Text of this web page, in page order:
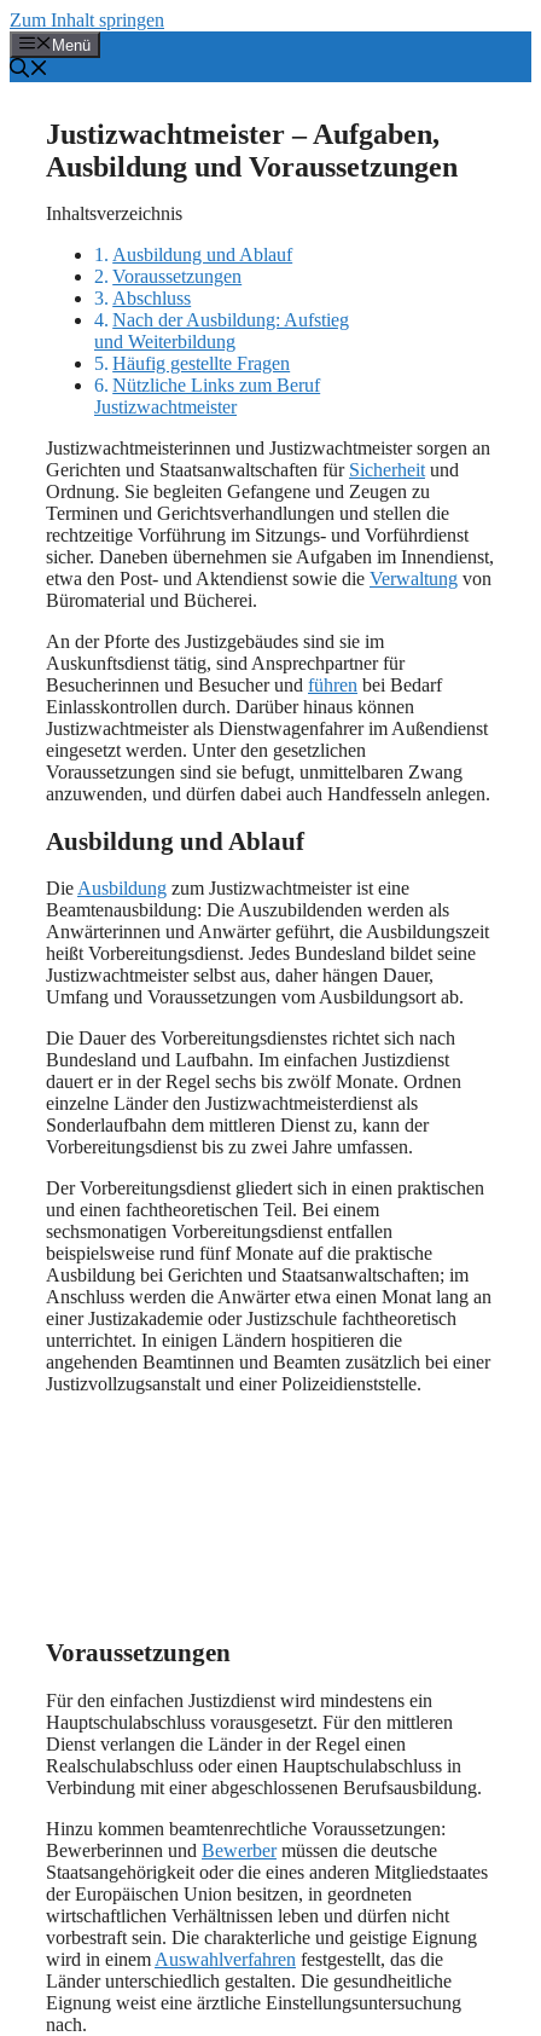
Zum Inhalt springen
Menü
Justizwachtmeister – Aufgaben,
Ausbildung und Voraussetzungen
Inhaltsverzeichnis
Ausbildung und Ablauf
Voraussetzungen
Abschluss
Nach der Ausbildung: Aufstieg
und Weiterbildung
Häufig gestellte Fragen
Nützliche Links zum Beruf
Justizwachtmeister
Justizwachtmeisterinnen und Justizwachtmeister sorgen an
Gerichten und Staatsanwaltschaften für Sicherheit und
Ordnung. Sie begleiten Gefangene und Zeugen zu
Terminen und Gerichtsverhandlungen und stellen die
rechtzeitige Vorführung im Sitzungs- und Vorführdienst
sicher. Daneben übernehmen sie Aufgaben im Innendienst,
etwa den Post- und Aktendienst sowie die Verwaltung von
Büromaterial und Bücherei.
An der Pforte des Justizgebäudes sind sie im
Auskunftsdienst tätig, sind Ansprechpartner für
Besucherinnen und Besucher und führen bei Bedarf
Einlasskontrollen durch. Darüber hinaus können
Justizwachtmeister als Dienstwagenfahrer im Außendienst
eingesetzt werden. Unter den gesetzlichen
Voraussetzungen sind sie befugt, unmittelbaren Zwang
anzuwenden, und dürfen dabei auch Handfesseln anlegen.
Ausbildung und Ablauf
Die Ausbildung zum Justizwachtmeister ist eine
Beamtenausbildung: Die Auszubildenden werden als
Anwärterinnen und Anwärter geführt, die Ausbildungszeit
heißt Vorbereitungsdienst. Jedes Bundesland bildet seine
Justizwachtmeister selbst aus, daher hängen Dauer,
Umfang und Voraussetzungen vom Ausbildungsort ab.
Die Dauer des Vorbereitungsdienstes richtet sich nach
Bundesland und Laufbahn. Im einfachen Justizdienst
dauert er in der Regel sechs bis zwölf Monate. Ordnen
einzelne Länder den Justizwachtmeisterdienst als
Sonderlaufbahn dem mittleren Dienst zu, kann der
Vorbereitungsdienst bis zu zwei Jahre umfassen.
Der Vorbereitungsdienst gliedert sich in einen praktischen
und einen fachtheoretischen Teil. Bei einem
sechsmonatigen Vorbereitungsdienst entfallen
beispielsweise rund fünf Monate auf die praktische
Ausbildung bei Gerichten und Staatsanwaltschaften; im
Anschluss werden die Anwärter etwa einen Monat lang an
einer Justizakademie oder Justizschule fachtheoretisch
unterrichtet. In einigen Ländern hospitieren die
angehenden Beamtinnen und Beamten zusätzlich bei einer
Justizvollzugsanstalt und einer Polizeidienststelle.
Voraussetzungen
Für den einfachen Justizdienst wird mindestens ein
Hauptschulabschluss vorausgesetzt. Für den mittleren
Dienst verlangen die Länder in der Regel einen
Realschulabschluss oder einen Hauptschulabschluss in
Verbindung mit einer abgeschlossenen Berufsausbildung.
Hinzu kommen beamtenrechtliche Voraussetzungen:
Bewerberinnen und Bewerbermüssen die deutsche
Staatsangehörigkeit oder die eines anderen Mitgliedstaates
der Europäischen Union besitzen, in geordneten
wirtschaftlichen Verhältnissen leben und dürfen nicht
vorbestraft sein. Die charakterliche und geistige Eignung
wird in einem Auswahlverfahren festgestellt, das die
Länder unterschiedlich gestalten. Die gesundheitliche
Eignung weist eine ärztliche Einstellungsuntersuchung
nach.